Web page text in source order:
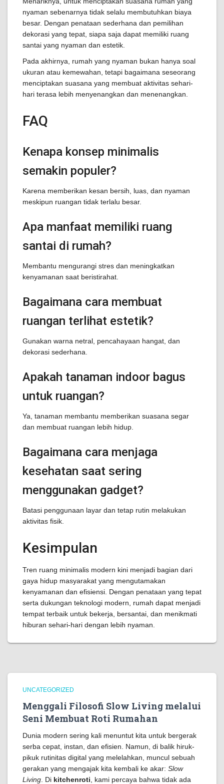
nyaman sebenarnya tidak selalu membutuhkan biaya
besar. Dengan penataan sederhana dan pemilihan
dekorasi yang tepat, siapa saja dapat memiliki ruang
santai yang nyaman dan estetik.
Pada akhirnya, rumah yang nyaman bukan hanya soal
ukuran atau kemewahan, tetapi bagaimana seseorang
menciptakan suasana yang membuat aktivitas sehari-
hari terasa lebih menyenangkan dan menenangkan.
FAQ
Kenapa konsep minimalis
semakin populer?
Karena memberikan kesan bersih, luas, dan nyaman
meskipun ruangan tidak terlalu besar.
Apa manfaat memiliki ruang
santai di rumah?
Membantu mengurangi stres dan meningkatkan
kenyamanan saat beristirahat.
Bagaimana cara membuat
ruangan terlihat estetik?
Gunakan warna netral, pencahayaan hangat, dan
dekorasi sederhana.
Apakah tanaman indoor bagus
untuk ruangan?
Ya, tanaman membantu memberikan suasana segar
dan membuat ruangan lebih hidup.
Bagaimana cara menjaga
kesehatan saat sering
menggunakan gadget?
Batasi penggunaan layar dan tetap rutin melakukan
aktivitas fisik.
Kesimpulan
Tren ruang minimalis modern kini menjadi bagian dari
gaya hidup masyarakat yang mengutamakan
kenyamanan dan efisiensi. Dengan penataan yang tepat
serta dukungan teknologi modern, rumah dapat menjadi
tempat terbaik untuk bekerja, bersantai, dan menikmati
hiburan sehari-hari dengan lebih nyaman.
UNCATEGORIZED
Menggali Filosofi Slow Living melalui
Seni Membuat Roti Rumahan
Dunia modern sering kali menuntut kita untuk bergerak
serba cepat, instan, dan efisien. Namun, di balik hiruk-
pikuk rutinitas digital yang melelahkan, muncul sebuah
gerakan yang mengajak kita kembali ke akar: Slow
Living . Di kitchenroti , kami percaya bahwa tidak ada